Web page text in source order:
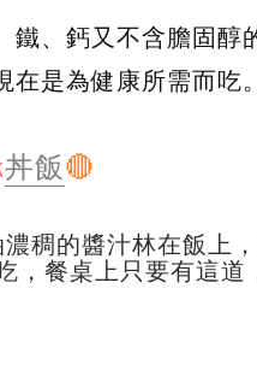
、鈣又不含膽固醇
是為健康所需而吃。
丼飯🔴
稠的醬汁林在飯上
，餐桌上只要有這道